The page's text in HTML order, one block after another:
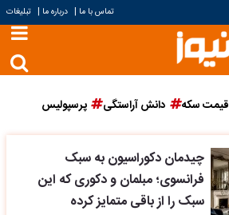
تماس با ما | درباره ما | تبلیغات
قیمت سکه دانش آراستگی پرسپولیس
چیدمان دکوراسیون به سبک
فرانسوی؛ مبلمان و دکوری که این
سبک را از باقی متمایز کرده